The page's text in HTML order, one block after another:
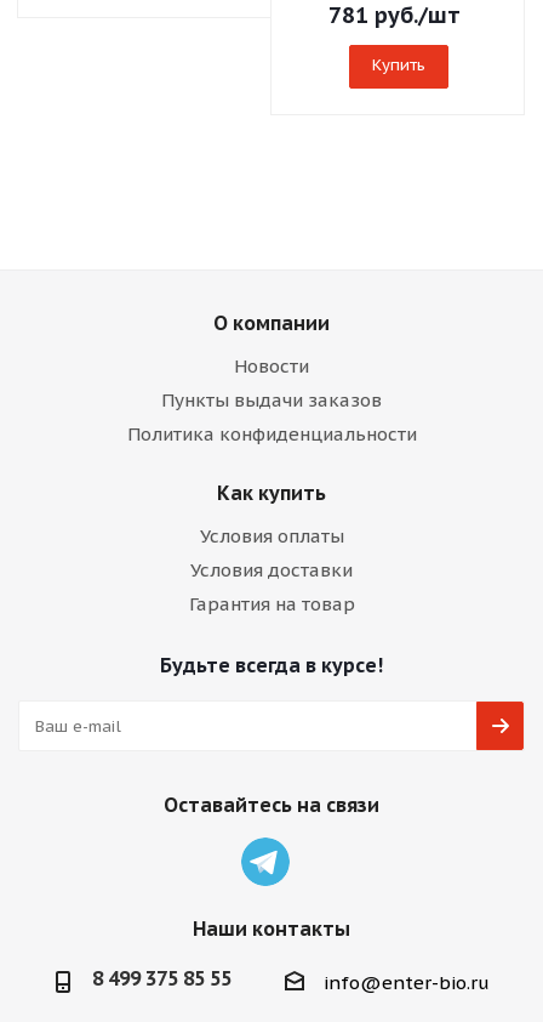
781 руб./шт
Купить
О компании
Новости
Пункты выдачи заказов
Политика конфиденциальности
Как купить
Условия оплаты
Условия доставки
Гарантия на товар
Будьте всегда в курсе!
Оставайтесь на связи
Наши контакты
8 499 375 85 55 info@enter-bio.ru